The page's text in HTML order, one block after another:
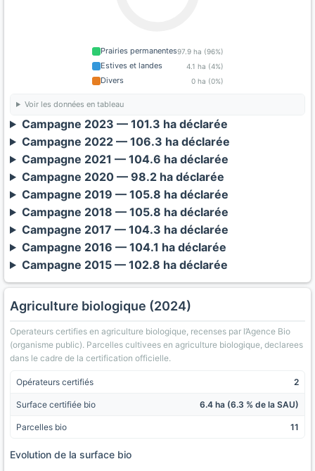
Prairies permanentes97.9 ha (96%)
Estives et landes 4.1 ha (4%)
Divers 0 ha (0%)
Voir les données en tableau
Campagne 2023 — 101.3 ha déclarée
Campagne 2022 — 106.3 ha déclarée
Campagne 2021 — 104.6 ha déclarée
Campagne 2020 — 98.2 ha déclarée
Campagne 2019 — 105.8 ha déclarée
Campagne 2018 — 105.8 ha déclarée
Campagne 2017 — 104.3 ha déclarée
Campagne 2016 — 104.1 ha déclarée
Campagne 2015 — 102.8 ha déclarée
Agriculture biologique (2024)
Operateurs certifies en agriculture biologique, recenses par l’Agence Bio
(organisme public). Parcelles cultivees en agriculture biologique, declarees
dans le cadre de la certification officielle.
Opérateurs certifiés 2
Surface certifiée bio 6.4 ha (6.3 % de la SAU)
Parcelles bio 11
Evolution de la surface bio